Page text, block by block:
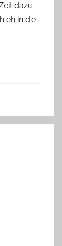
dazu
eh in die